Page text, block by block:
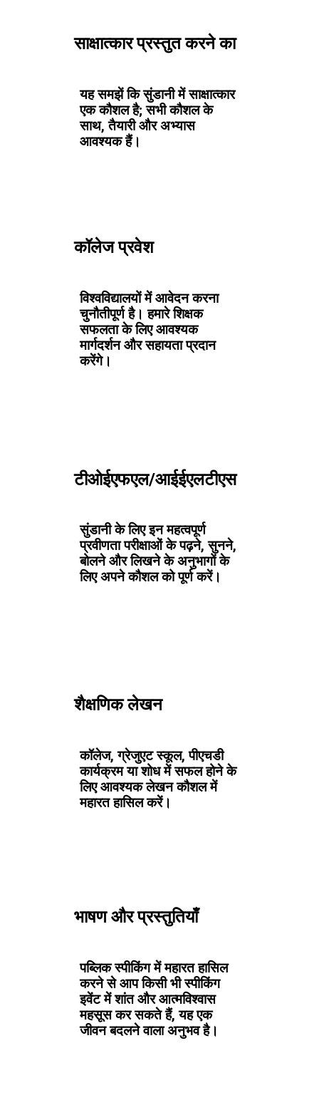
साक्षात्कार प्रस्तुत करने का
यह समझें कि सुंडानी में साक्षात्कार
एक कौशल है; सभी कौशल के
साथ, तैयारी और अभ्यास
आवश्यक हैं।
कॉलेज प्रवेश
विश्वविद्यालयों में आवेदन करना
चुनौतीपूर्ण है। हमारे शिक्षक
सफलता के लिए आवश्यक
मार्गदर्शन और सहायता प्रदान
करेंगे।
टीओईएफएल/आईईएलटीएस
सुंडानी के लिए इन महत्वपूर्ण
प्रवीणता परीक्षाओं के पढ़ने, सुनने,
बोलने और लिखने के अनुभागों के
लिए अपने कौशल को पूर्ण करें।
शैक्षणिक लेखन
कॉलेज, ग्रेजुएट स्कूल, पीएचडी
कार्यक्रम या शोध में सफल होने के
लिए आवश्यक लेखन कौशल में
महारत हासिल करें।
भाषण और प्रस्तुतियाँ
पब्लिक स्पीकिंग में महारत हासिल
करने से आप किसी भी स्पीकिंग
इवेंट में शांत और आत्मविश्वास
महसूस कर सकते हैं, यह एक
जीवन बदलने वाला अनुभव है।